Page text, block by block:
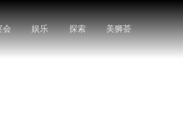
会 娱乐 探索 美狮荟